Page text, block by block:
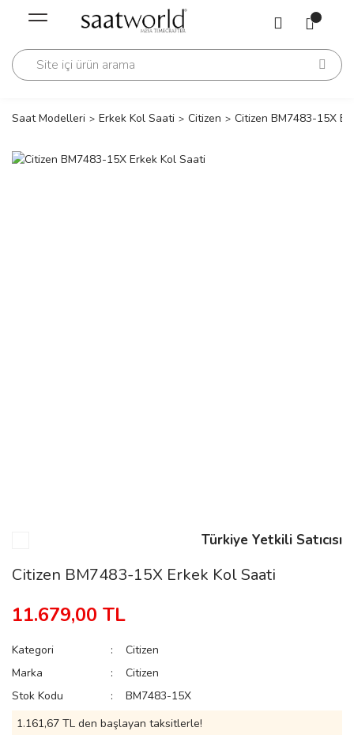
Geri Dön
Geri Dön
Saat Modelleri Erkek Kol Saati Citizen Citizen BM7483-15X
Türkiye Yetkili Satıcısı
Citizen BM7483-15X Erkek Kol Saati
11.679,00 TL
Kategori
Citizen
Marka
Citizen
Stok Kodu
BM7483-15X
1.161,67 TL den başlayan taksitlerle!